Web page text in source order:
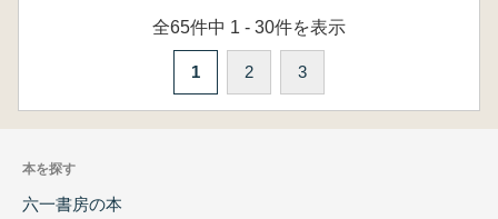
全65件中 1 - 30件を表示
1 2 3
本を探す
六一書房の本